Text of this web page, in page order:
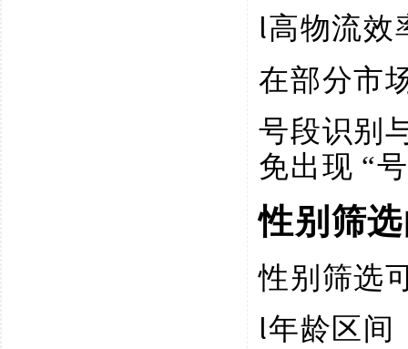
l高物流效
在部分市
号段识别
免出现 “
性别筛
性别筛选
l年龄区间